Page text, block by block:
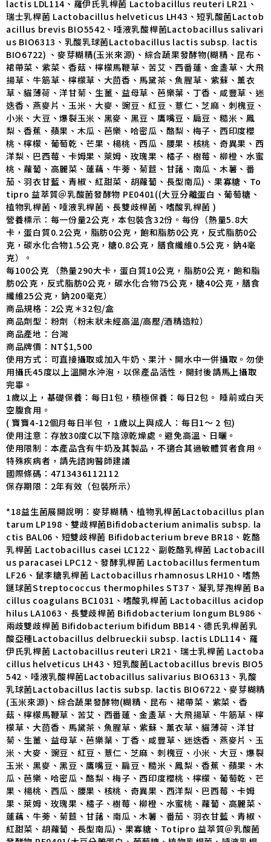
lactis LDL114、羅伊氏乳桿菌 Lactobacillus reuteri LR21、
瑞士乳桿菌 Lactobacillus helveticus LH43、短乳酸菌Lactob
acillus brevis BIO5542、唾液乳酸桿菌Lactobacillus salivari
us BIO6313、乳酸乳球菌Lactobacillus lactis subsp. lactis
BIO6722) 、麥芽糊精(玉米來源)、綜合蔬果發酵物(糊精、昆布、
裙帶菜、紫菜、香菇、檸檬馬鞭草、苦艾、西番蓮、金盞草、大飛
揚草、牛筋草、檸檬草、大茴香、馬黛茶、魚腥草、紫蘇、薰衣
草、貓薄荷、洋甘菊、生薑、益母草、芭樂葉、丁香、咸豐草、迷
迭香、燕麥片、玉米、大麥、豌豆、紅豆、薏仁、芝麻、刺槐豆、
小米、大豆、爆裂玉米、黑麥、黑豆、鷹嘴豆、扁豆、糙米、鳳
梨、香蕉、蘋果、木瓜、芭樂、哈密瓜、酪梨、梅子、西印度櫻
桃、檸檬、葡萄乾、芒果、楊桃、西瓜、腰果、核桃、奇異果、西
洋梨、巴西莓、卡姆果、萊姆、玫瑰果、橘子、樹莓、柳橙、水蜜
桃、蘿蔔、高麗菜、蓮藕、牛蒡、菊苣、甘藷、南瓜、木薯、番
茄、羽衣甘藍、青椒、紅甜菜、胡蘿蔔、長型南瓜)、果寡糖、To
tipro 益萃質＠乳酸菌發酵物 PE0401((大豆分離蛋白、葡萄糖、
植物乳桿菌、唾液乳桿菌、長雙歧桿菌、嗜酸乳桿菌 )
營養標示：每一份量2公克，本包裝含32份。每份（熱量5.8大
卡，蛋白質0.2公克，脂肪0公克，飽和脂肪0公克，反式脂肪0公
克，碳水化合物1.5公克，糖0.8公克，膳食纖維0.5公克，鈉4毫
克）。
每100公克 （熱量290大卡，蛋白質10公克，脂肪0公克，飽和脂
肪0公克，反式脂肪0公克，碳水化合物75公克，糖40公克，膳食
纖維25公克，鈉200毫克）
商品規格：2公克＊32包/盒
商品劑型：粉劑（粉末狀未經高溫/高壓/酒精造粒）
商品產地：台灣
商品牌價：NT$1,500
使用方式：可直接攝取或加入牛奶、果汁、開水中一併攝取。勿使
用攝氏45度以上溫開水沖泡，以保產品活性，開封後請馬上攝取
完畢。
1歲以上，基礎保養：每日1包，積極保養：每日2包。 睡前或白天
空腹食用。
( 寶寶4-12個月每日半包 ，1歲以上與成人：每日1～ 2 包)
使用注意：存放30度C以下陰涼乾燥處。避免高溫、日曬。
使用限制：本產品含有牛奶及其製品，不適合其過敏體質者食用。
特殊疾病者，請先諮詢醫師建議
國際條碼：4713436112112
保存期限：2年有效（包裝所示）
*18益生菌展開說明：麥芽糊精、植物乳桿菌Lactobacillus plan
tarum LP198、雙歧桿菌Bifidobacterium animalis subsp. la
ctis BAL06、短雙歧桿菌 Bifidobacterium breve BR18、乾酪
乳桿菌 Lactobacillus casei LC122、副乾酪乳桿菌 Lactobacill
us paracasei LPC12、發酵乳桿菌 Lactobacillus fermentum
LF26、鼠李糖乳桿菌 Lactobacillus rhamnosus LRH10、嗜熱
鏈球菌Streptococcus thermophiles ST37、凝乳芽孢桿菌 Ba
cillus coagulans BC1031、嗜酸乳桿菌 Lactobacillus acidop
hilus LA1063、長雙歧桿菌 Bifidobacterium longum BL986、
兩歧雙歧桿菌 Bifidobacterium bifidum BB14、德氏乳桿菌乳
酸亞種Lactobacillus delbrueckii subsp. lactis LDL114、羅
伊氏乳桿菌 Lactobacillus reuteri LR21、瑞士乳桿菌 Lactoba
cillus helveticus LH43、短乳酸菌Lactobacillus brevis BIO5
542、唾液乳酸桿菌Lactobacillus salivarius BIO6313、乳酸
乳球菌Lactobacillus lactis subsp. lactis BIO6722、麥芽糊精
(玉米來源)、綜合蔬果發酵物(糊精、昆布、裙帶菜、紫菜、香
菇、檸檬馬鞭草、苦艾、西番蓮、金盞草、大飛揚草、牛筋草、檸
檬草、大茴香、馬黛茶、魚腥草、紫蘇、薰衣草、貓薄荷、洋甘
菊、生薑、益母草、芭樂葉、丁香、咸豐草、迷迭香、燕麥片、玉
米、大麥、豌豆、紅豆、薏仁、芝麻、刺槐豆、小米、大豆、爆裂
玉米、黑麥、黑豆、鷹嘴豆、扁豆、糙米、鳳梨、香蕉、蘋果、木
瓜、芭樂、哈密瓜、酪梨、梅子、西印度櫻桃、檸檬、葡萄乾、芒
果、楊桃、西瓜、腰果、核桃、奇異果、西洋梨、巴西莓、卡姆
果、萊姆、玫瑰果、橘子、樹莓、柳橙、水蜜桃、蘿蔔、高麗菜、
蓮藕、牛蒡、菊苣、甘藷、南瓜、木薯、番茄、羽衣甘藍、青椒、
紅甜菜、胡蘿蔔、長型南瓜)、果寡糖、Totipro 益萃質＠乳酸菌